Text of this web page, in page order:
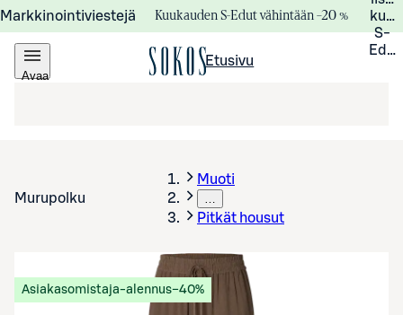
Markkinointiviestejä Kuukauden S-Edut vähintään –20 %
S-
Avaa
Etusivu
Murupolku
Muoti
…
Pitkät housut
Asiakasomistaja-alennus−40%